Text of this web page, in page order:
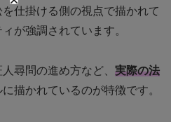
を仕掛ける側の視点で描かれて
が強調されています。
尋問の進め方など、 実際の法
描かれているのが特徴です。